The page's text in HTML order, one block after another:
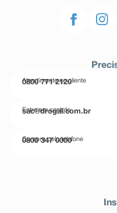
Atendimento ao cliente
0800 771 2120
Entre em contato
sac@drogal.com.br
Compre pelo telefone
0800 347 0000